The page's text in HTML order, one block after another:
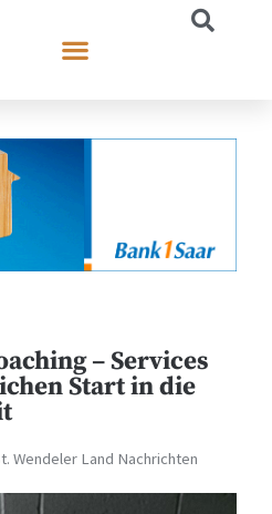
– Services
Start in die
Wendeler Land Nachrichten